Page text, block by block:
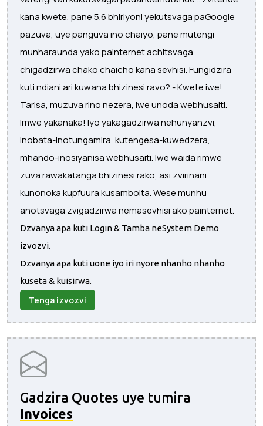
kana kwete, pane 5.6 bhiriyoni yekutsvaga paGoogle
pazuva, uye panguva ino chaiyo, pane mutengi
munharaunda yako painternet achitsvaga
chigadzirwa chako chaicho kana sevhisi. Fungidzira
kuti ndiani ari kuwana bhizinesi ravo? - Kwete iwe!
Tarisa, muzuva rino nezera, iwe unoda webhusaiti.
Imwe yakanaka! Iyo yakagadzirwa nehunyanzvi,
inobata-inotungamira, kutengesa-kuwedzera,
mhando-inosiyanisa webhusaiti. Iwe waida rimwe
zuva rawakatanga bhizinesi rako, asi zvirinani
kunonoka kupfuura kusamboita. Wese munhu
anotsvaga zvigadzirwa nemasevhisi ako painternet.
Dzvanya apa kuti Login & Tamba neSystem Demo
izvozvi.
Dzvanya apa kuti uone iyo iri nyore nhanho nhanho
kuseta & kuisirwa.
Tenga izvozvi
Gadzira Quotes uye tumira
Invoices